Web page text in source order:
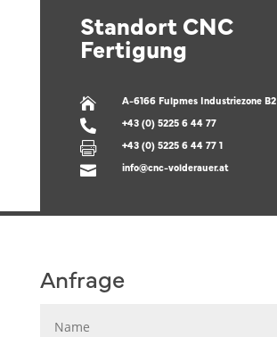
Standort CNC
Fertigung
 A-6166 Fulpmes Industriezone B2
 +43 (0) 5225 6 44 77
 +43 (0) 5225 6 44 77 1
 info@cnc-volderauer.at
Anfrage